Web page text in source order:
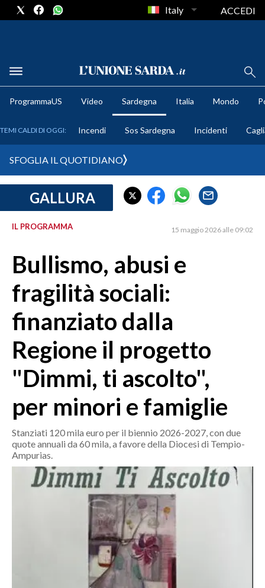
METEO
CRONACA SARDEGNA
MEDIO CAMPIDANO
ORISTANO E PROVINCIA
SASSARI E PROVINCIA
GALLURA
NUORO E PROVINCIA
OGLIASTRA
AGENDA
CRONACA
MONDO
POLITICA
Italy ACCEDI
ProgrammaUS Video Sardegna Italia Mondo
TEMI CALDI DI OGGI: Incendi Sos Sardegna Incidenti
SFOGLIA IL QUOTIDIANO
GALLURA
IL PROGRAMMA 15 maggio 2026 alle 09:02
Bullismo, abusi e
fragilità sociali:
finanziato dalla
Regione il progetto
"Dimmi, ti ascolto",
per minori e famiglie
Stanziati 120 mila euro per il biennio 2026-2027, con due
quote annuali da 60 mila, a favore della Diocesi di Tempio-
Ampurias.